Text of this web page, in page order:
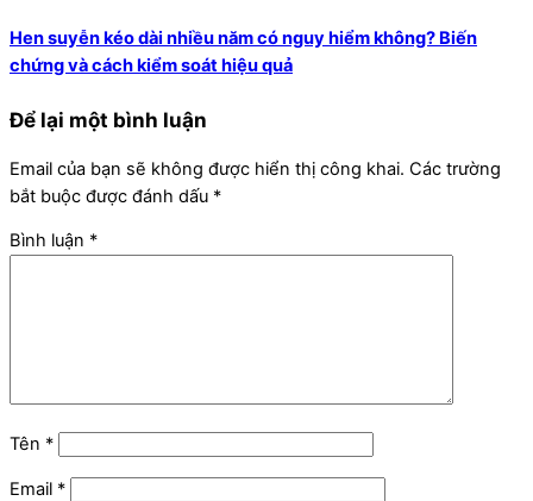
Hen suyễn kéo dài nhiều năm có nguy hiểm không? Biến
chứng và cách kiểm soát hiệu quả
Để lại một bình luận
Email của bạn sẽ không được hiển thị công khai. Các trường
bắt buộc được đánh dấu *
Bình luận *
Tên *
Email *